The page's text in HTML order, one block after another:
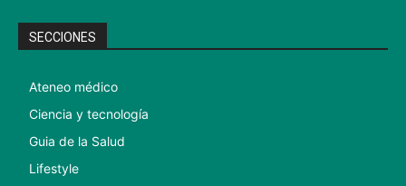
SECCIONES
Ateneo médico
Ciencia y tecnología
Guia de la Salud
Lifestyle